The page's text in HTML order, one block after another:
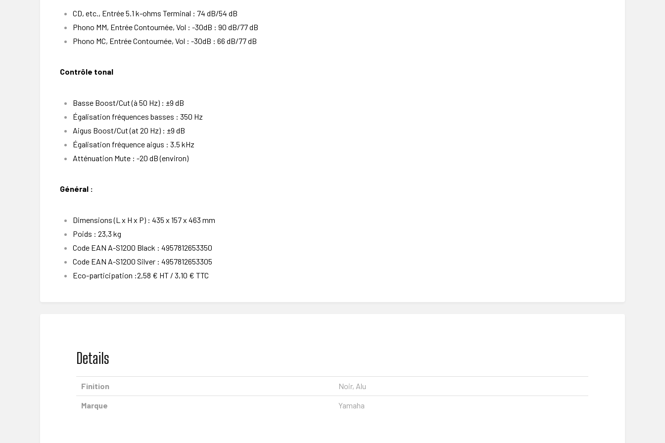
CD, etc., Entrée 5.1 k-ohms Terminal : 74 dB/54 dB
Phono MM, Entrée Contournée, Vol : -30dB : 90 dB/77 dB
Phono MC, Entrée Contournée, Vol : -30dB : 66 dB/77 dB
Contrôle tonal
Basse Boost/Cut (à 50 Hz) : ±9 dB
Égalisation fréquences basses : 350 Hz
Aigus Boost/Cut (at 20 Hz) : ±9 dB
Égalisation fréquence aigus : 3.5 kHz
Atténuation Mute : -20 dB (environ)
Général :
Dimensions (L x H x P) : 435 x 157 x 463 mm
Poids : 23,3 kg
Code EAN A-S1200 Black : 4957812653350
Code EAN A-S1200 Silver : 4957812653305
Eco-participation :2,58 € HT / 3,10 € TTC
Details
Finition Noir, Alu
Marque Yamaha